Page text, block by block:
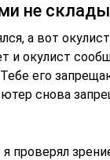
не
а вот
и окулист
его
снова
проверял